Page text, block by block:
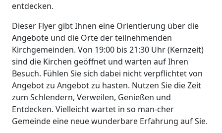
entdecken.
Dieser Flyer gibt Ihnen eine Orientierung über die
Angebote und die Orte der teilnehmenden
Kirchgemeinden. Von 19:00 bis 21:30 Uhr (Kernzeit)
sind die Kirchen geöffnet und warten auf Ihren
Besuch. Fühlen Sie sich dabei nicht verpflichtet von
Angebot zu Angebot zu hasten. Nutzen Sie die Zeit
zum Schlendern, Verweilen, Genießen und
Entdecken. Vielleicht wartet in so man-cher
Gemeinde eine neue wunderbare Erfahrung auf Sie.